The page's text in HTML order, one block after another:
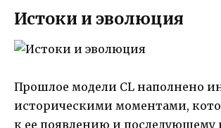
Истоки и эволюция
Прошлое модели CL наполнено
историческими моментами,
к ее появлению и последующему